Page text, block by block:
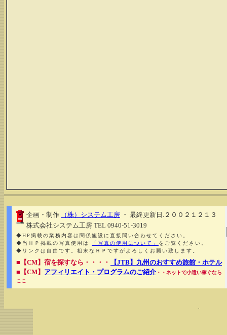
企画・制作 （株）システム工房 ・ 最終更新日.２００２１２１３
株式会社システム工房 TEL 0940-51-3019
◆HP掲載の業務内容は関係施設に直接問い合わせてください。
◆当ＨＰ掲載の写真使用は
「写真の使用について」 をご覧ください。
◆リンクは自由です。粗末なＨＰですがよろしくお願い致します。
■【CM】宿を探すなら・・・・
【JTB】九州のおすすめ旅館・ホテル
■【CM】 アフィリエイト・プログラムのご紹介 ・・ネットで小遣い稼ぐなら
ここ